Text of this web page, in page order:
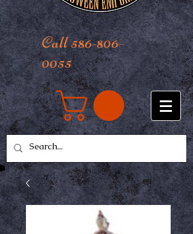
Call 586-806-
0055